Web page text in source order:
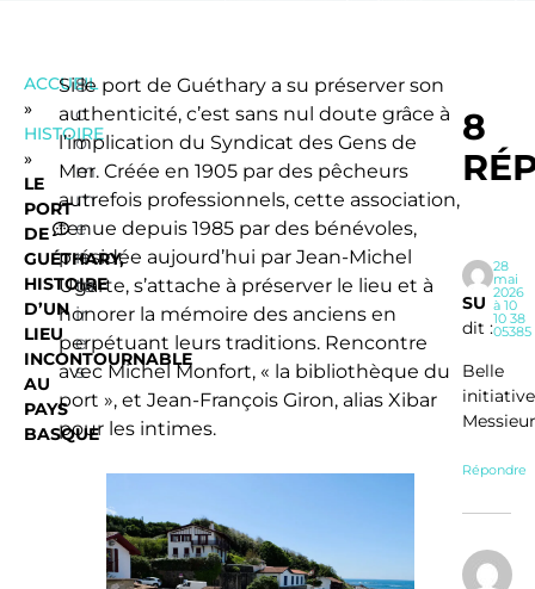
ACCUEIL
»
HISTOIRE
»
LE
PORT
DE
GUÉTHARY,
HISTOIRE
D’UN
LIEU
INCONTOURNABLE
AU
PAYS
BASQUE
8
c
o
m
m
e
n
ta
ir
e
s
Si le port de Guéthary a su préserver son
authenticité, c’est sans nul doute grâce à
l’implication du Syndicat des Gens de
Mer. Créée en 1905 par des pêcheurs
autrefois professionnels, cette association,
tenue depuis 1985 par des bénévoles,
présidée aujourd’hui par Jean-Michel
Ugarte, s’attache à préserver le lieu et à
honorer la mémoire des anciens en
perpétuant leurs traditions. Rencontre
avec Michel Monfort, « la bibliothèque du
port », et Jean-François Giron, alias Xibar
pour les intimes.
8
SU
dit :
28
mai
2026
à 10
10 38
05385
Belle
initiative
Répondre